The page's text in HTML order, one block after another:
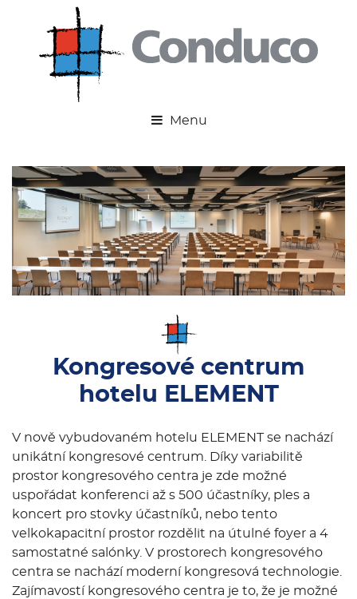
Kongresové centrum
hotelu ELEMENT
V nově vybudovaném hotelu ELEMENT se nachází
unikátní kongresové centrum. Díky variabilitě
prostor kongresového centra je zde možné
uspořádat konferenci až s 500 účastníky, ples a
koncert pro stovky účastníků, nebo tento
velkokapacitní prostor rozdělit na útulné foyer a 4
samostatné salónky. V prostorech kongresového
centra se nachází moderní kongresová technologie.
Zajímavostí kongresového centra je to, že je možné